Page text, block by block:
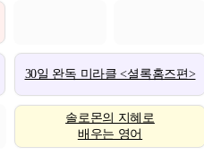
30일 완독 미라클 <셜록홈즈편>
솔로몬의 지혜로
배우는 영어